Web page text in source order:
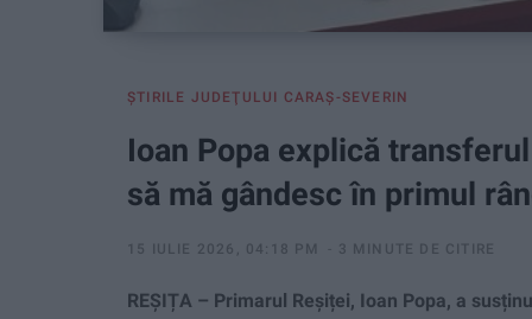
ŞTIRILE JUDEŢULUI CARAŞ-SEVERIN
Ioan Popa explică
să mă gândesc în primul
15 IULIE 2026, 04:18 PM 3 MINUTE DE CITIRE
REȘIȚA – Primarul Reșiței, Ioan Popa, a